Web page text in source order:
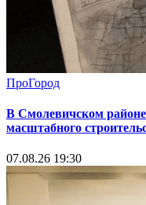
ПроГород
В Смолевичском
масштабного
07.08.26 19:30